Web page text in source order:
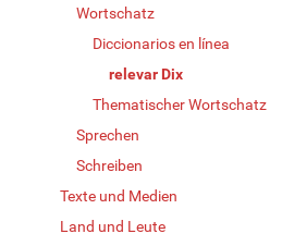
Wortschatz
Diccionarios en línea
relevar Dix
Thematischer Wortschatz
Sprechen
Schreiben
Texte und Medien
Land und Leute